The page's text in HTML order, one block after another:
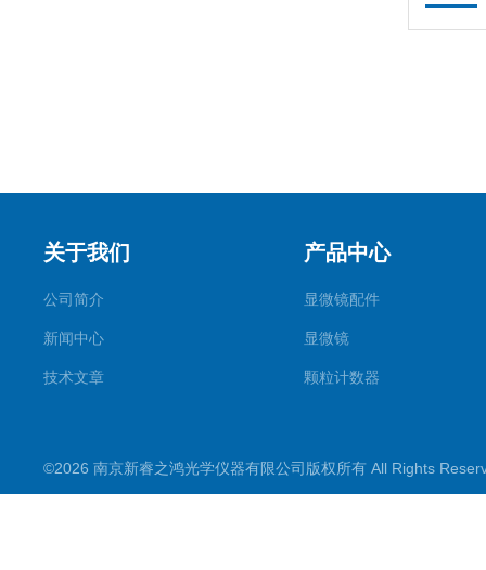
关于我们
公司简介
新闻中心
技术文章
产品中心
显微镜配件
显微镜
颗粒计数器
©2026 南京新睿之鸿光学仪器有限公司版权所有 All Rights